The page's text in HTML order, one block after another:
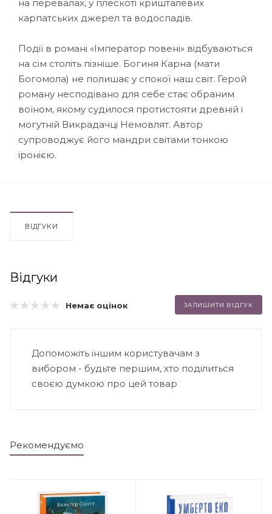
на перевалах, у плескоті кришталевих
карпатських джерел та водоспадів.
Події в романі «Імператор повені» відбуваються
на сім століть пізніше. Богиня Карна (мати
Богомола) не полишає у спокої наш світ. Герой
роману несподівано для себе стає обраним
воїном, якому судилося протистояти древній і
могутній Викрадачці Немовлят. Автор
супроводжує його мандри світами тонкою
іронією.
ВІДГУКИ
Відгуки
Немає оцінок ЗАЛИШИТИ ВІДГУК
Допоможіть іншим користувачам з
вибором - будьте першим, хто поділиться
своєю думкою про цей товар
Рекомендуємо